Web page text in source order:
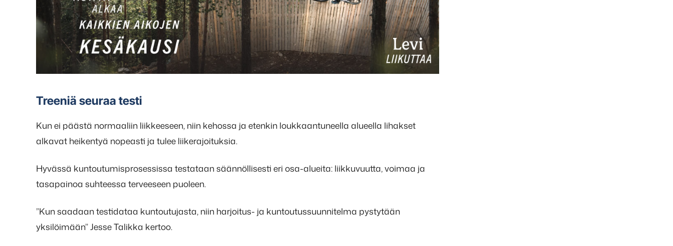
Treeniä seuraa testi
Kun ei päästä normaaliin liikkeeseen, niin kehossa ja etenkin loukkaantuneella alueella lihakset
alkavat heikentyä nopeasti ja tulee liikerajoituksia.
Hyvässä kuntoutumisprosessissa testataan säännöllisesti eri osa-alueita: liikkuvuutta, voimaa ja
tasapainoa suhteessa terveeseen puoleen.
”Kun saadaan testidataa kuntoutujasta, niin harjoitus- ja kuntoutussuunnitelma pystytään
yksilöimään” Jesse Talikka kertoo.